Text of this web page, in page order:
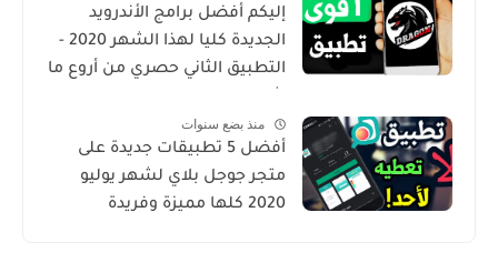
إليكم أفضل برامج الأندرويد
الجديدة كليا لهذا الشهر 2020 -
التطبيق الثاني حصري من أروع ما
منذ بضع سنوات
أفضل 5 تطبيقات جديدة على
متجر جوجل بلاي لشهر يوليو
2020 كلها مميزة وفريدة